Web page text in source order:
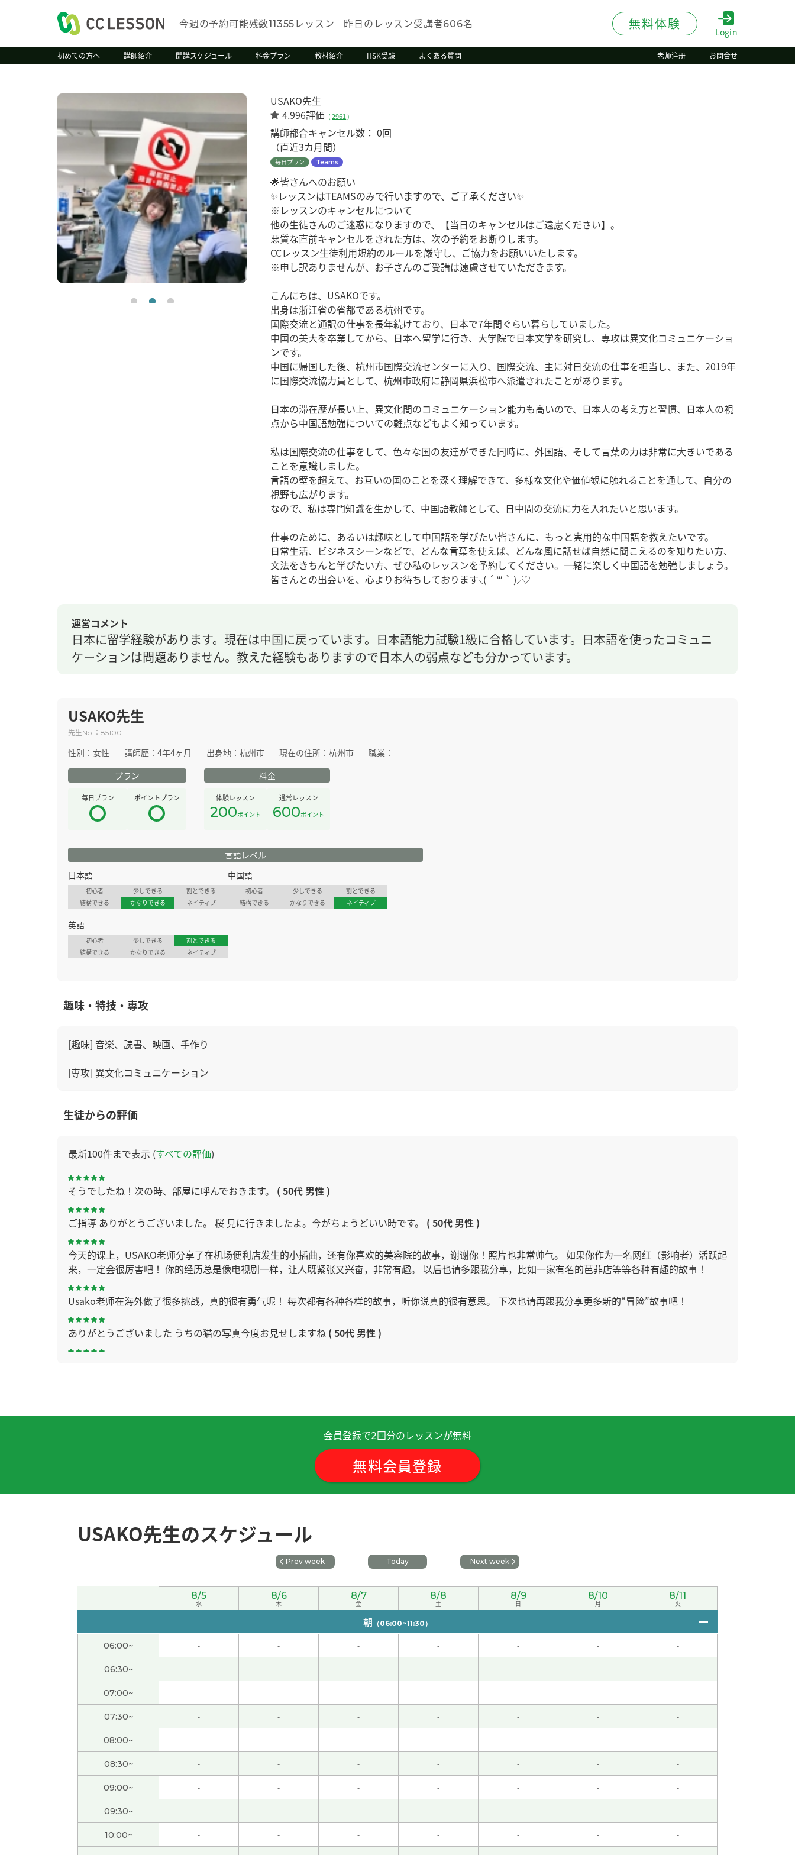
今週の予約可能残数11355 レッスン 昨日のレッスン受講者606名 無料体験
Login
初めての方へ 講師紹介 開講スケジュール 料金プラン 教材紹介 HSK受験 よくある質問 老师注册 お問合せ
USAKO先生
4.996評価 (2961 )
講師都合キャンセル数： 0回
（直近3カ月間）
毎日プラン Teams
🌟皆さんへのお願い
✨レッスンはTEAMSのみで行いますので、ご了承ください✨
※レッスンのキャンセルについて
他の生徒さんのご迷惑になりますので、【当日のキャンセルはご遠慮ください】。
悪質な直前キャンセルをされた方は、次の予約をお断りします。
CCレッスン生徒利用規約のルールを厳守し、ご協力をお願いいたします。
※申し訳ありませんが、お子さんのご受講は遠慮させていただきます。
こんにちは、USAKOです。
出身は浙江省の省都である杭州です。
国際交流と通訳の仕事を長年続けており、日本で7年間ぐらい暮らしていました。
中国の美大を卒業してから、日本へ留学に行き、大学院で日本文学を研究し、専攻は異文化コミュニケーショ
ンです。
中国に帰国した後、杭州市国際交流センターに入り、国際交流、主に対日交流の仕事を担当し、また、2019年
に国際交流協力員として、杭州市政府に静岡県浜松市へ派遣されたことがあります。
日本の滞在歴が長い上、異文化間のコミュニケーション能力も高いので、日本人の考え方と習慣、日本人の視
点から中国語勉強についての難点などもよく知っています。
私は国際交流の仕事をして、色々な国の友達ができた同時に、外国語、そして言葉の力は非常に大きいである
ことを意識しました。
言語の壁を超えて、お互いの国のことを深く理解できて、多様な文化や価値観に触れることを通して、自分の
視野も広がります。
なので、私は専門知識を生かして、中国語教師として、日中間の交流に力を入れたいと思います。
仕事のために、あるいは趣味として中国語を学びたい皆さんに、もっと実用的な中国語を教えたいです。
日常生活、ビジネスシーンなどで、どんな言葉を使えば、どんな風に話せば自然に聞こえるのを知りたい方、
文法をきちんと学びたい方、ぜひ私のレッスンを予約してください。一緒に楽しく中国語を勉強しましょう。
皆さんとの出会いを、心よりお待ちしております⸜( ´ ꒳ ` )⸝♡︎
運営コメント
日本に留学経験があります。現在は中国に戻っています。日本語能力試験1級に合格しています。日本語を使ったコミュニ
ケーションは問題ありません。教えた経験もありますので日本人の弱点なども分かっています。
USAKO先生
先生No. ： 85100
性別： 女性 講師歴： 4年4ヶ月 出身地： 杭州市 現在の住所： 杭州市
職業：
プラン
毎日プラン ポイントプラン
料金
体験レッスン
200ポイント
通常レッスン
600ポイント
言語レベル
日本語
初心者 少しできる
割とできる
結構できる
かなりできる ネイティブ
中国語
初心者 少しできる
割とできる
結構できる
かなりできる ネイティブ
英語
初心者 少しできる
割とできる
結構できる
かなりできる ネイティブ
趣味・特技・専攻
[趣味] 音楽、読書、映画、手作り
[専攻] 異文化コミュニケーション
生徒からの評価
最新100件まで表示 (すべての評価)
そうでしたね！次の時、部屋に呼んでおきます。 ( 50代 男性 )
ご指導 ありがとうございました。 桜 見に行きましたよ。今がちょうどいい時です。 ( 50代 男性 )
今天的课上，USAKO老师分享了在机场便利店发生的小插曲，还有你喜欢的美容院的故事，谢谢你！照片也非常帅气。 如果你作为一名网红（影响者）活跃起
来，一定会很厉害吧！ 你的经历总是像电视剧一样，让人既紧张又兴奋，非常有趣。 以后也请多跟我分享，比如一家有名的芭菲店等等各种有趣的故事！
Usako老师在海外做了很多挑战，真的很有勇气呢！ 每次都有各种各样的故事，听你说真的很有意思。 下次也请再跟我分享更多新的“冒险”故事吧！
ありがとうございました うちの猫の写真今度お見せしますね ( 50代 男性 )
USAKO老師、再次感谢您今天详尽的讲解。我期待着下一节课。
去韩国玩的时候稍微注意一点，祝你玩得开心。 我也很期待你回来后的旅行分享♪
感谢你亲切愉快的课程。我非常高兴能和你聊天。下次见！
またご指導お願いしまーす( 50代 男性 )
讲了有兴趣的话题。太开心了。( 50代 男性 )
这次的课也很开心、谢谢老师。 我很惊讶、老师对日本乐队很了解。 下次见到的时候告诉老师推荐的乐队感想。 期待着见面老师。
めちゃ分かりやすくて、丁寧に教えていただき、ありがとうございました またご指導よろしくお願いします( 50代 男性 )
哈哈哈。但是，我觉得大阪的照片的你也看起来模特儿很漂亮😻( 50代 男性 )
也谢谢您今天的课程。下次见。
谢谢USAKO老师，我也很高兴认识你！下次见！( 男性 )
会員登録で2回分のレッスンが無料
無料会員登録
USAKO先生のスケジュール
Prev week Today Next week
8/5
水
8/6
木
8/7
金
8/8
土
8/9
日
8/10
月
8/11
火
朝 （06:00~11:30）
06:00~ - - - - - - -
06:30~ - - - - - - -
07:00~ - - - - - - -
07:30~ - - - - - - -
08:00~ - - - - - - -
08:30~ - - - - - - -
09:00~ - - - - - - -
09:30~ - - - - - - -
10:00~ - - - - - - -